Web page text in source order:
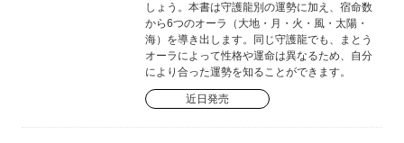
しょう。本書は守護龍別の運勢に加え、宿命数
から6つのオーラ（大地・月・火・風・太陽・
海）を導き出します。同じ守護龍でも、まとう
オーラによって性格や運命は異なるため、自分
により合った運勢を知ることができます。
近日発売